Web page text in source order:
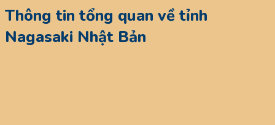
Thông tin tổng quan về tỉnh
Nagasaki Nhật Bản